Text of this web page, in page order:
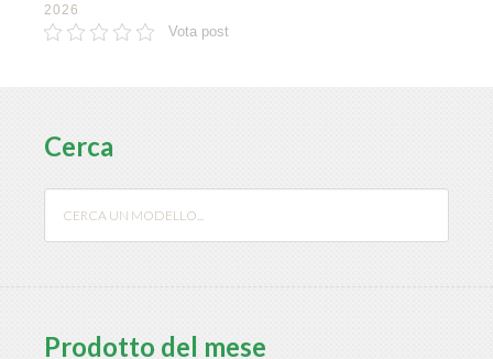
2026
Vota post
Cerca
Prodotto del mese